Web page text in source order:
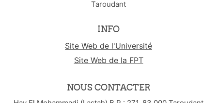
Taroudant
INFO
Site Web de l'Université
Site Web de la FPT
NOUS CONTACTER